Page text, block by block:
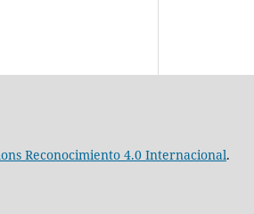
Reconocimiento 4.0 Internacional.